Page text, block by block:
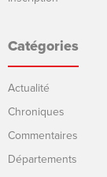
Catégories
Actualité
Chroniques
Commentaires
Départements